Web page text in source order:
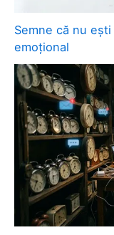
Semne că nu
emoțional